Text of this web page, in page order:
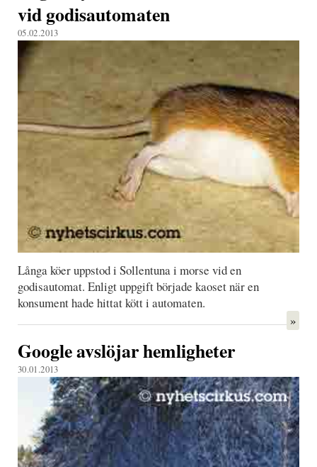
vid godisautomaten
05.02.2013
Långa köer uppstod i Sollentuna i morse vid en
godisautomat. Enligt uppgift började kaoset när en
konsument hade hittat kött i automaten.
»
Google avslöjar hemligheter
30.01.2013